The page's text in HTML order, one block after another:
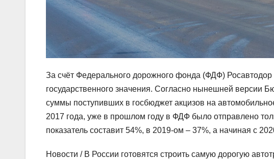
За счёт Федерального дорожного фонда (ФДФ)
государственного значения. Согласно нынешней версии
суммы поступивших в госбюджет акцизов на
2017 года, уже в прошлом году в ФДФ было отправлено
показатель составит 54%, в 2019-ом – 37%, а начиная с
Новости / В России готовятся строить самую дорогую